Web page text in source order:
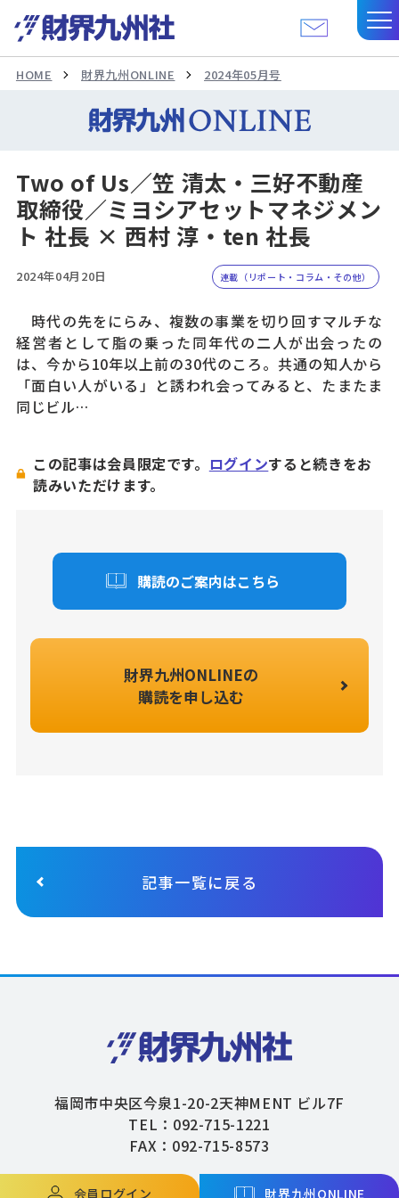
HOME 財界九州ONLINE 2024年05月号
Two of Us／笠 清太・三好不動産
取締役／ミヨシアセットマネジメン
ト 社長 × 西村 淳・ten 社長
2024年04月20日 連載（リポート・コラム・その他）
時代の先をにらみ、複数の事業を切り回すマルチな
経営者として脂の乗った同年代の二人が出会ったの
は、今から10年以上前の30代のころ。共通の知人から
「面白い人がいる」と誘われ会ってみると、たまたま
同じビル…
この記事は会員限定です。 ログインすると続きをお
読みいただけます。
購読のご案内はこちら
財界九州ONLINEの
購読を申し込む
記事一覧に戻る
会員ログイン 財界九州ONLINE
福岡市中央区今泉1-20-2天神MENT ビル7F
TEL：092-715-1221
FAX：092-715-8573